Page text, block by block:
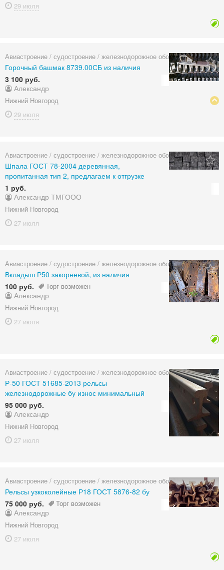
29 июля
Авиастроение / судостроение / железнодорожное оборудование
Горочный башмак 8739.00СБ из наличия
3 100 руб.
Александр
Нижний Новгород
29 июля
Авиастроение / судостроение / железнодорожное оборудование
Шпала ГОСТ 78-2004 деревянная,
пропитанная тип 2, предлагаем к отгрузке
1 руб.
Александр ТМГООО
Нижний Новгород
27 июля
Авиастроение / судостроение / железнодорожное оборудование
Вкладыш Р50 закорневой, из наличия
100 руб.
Торг возможен
Александр
Нижний Новгород
27 июля
Авиастроение / судостроение / железнодорожное оборудование
Р-50 ГОСТ 51685-2013 рельсы
железнодорожные бу износ минимальный
95 000 руб.
Александр
Нижний Новгород
27 июля
Авиастроение / судостроение / железнодорожное оборудование
Рельсы узкоколейные Р18 ГОСТ 5876-82 бу
75 000 руб.
Торг возможен
Александр
Нижний Новгород
27 июля